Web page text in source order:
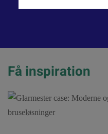
Få inspiration